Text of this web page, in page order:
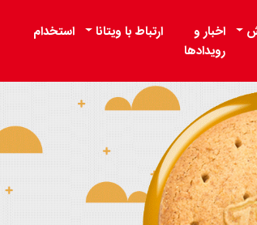
اخبار و
رویدادها
ارتباط با ویتانا استخدام